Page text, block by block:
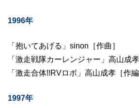
1996年
「抱いてあげる」sinon［作曲］
「激走戦隊カーレンジャー」高山成
「激走合体!!RVロボ」高山成孝［作編
1997年